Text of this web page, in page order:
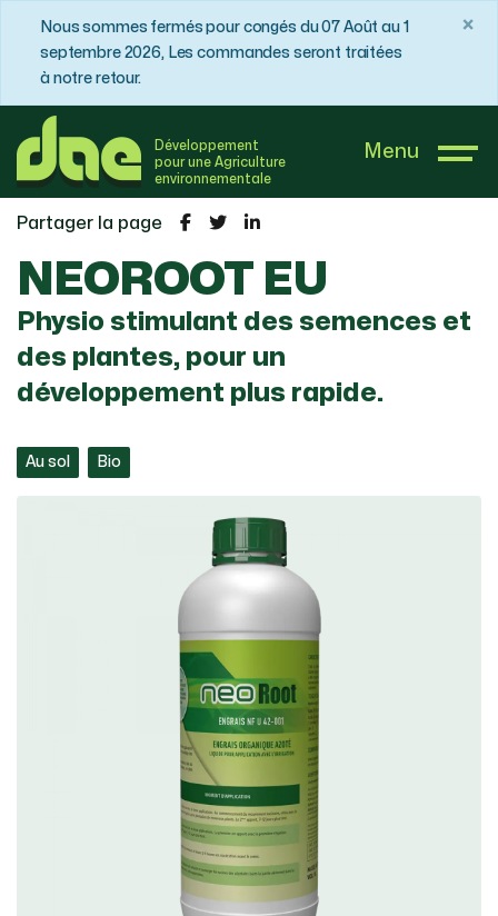
Nous sommes fermés pour congés du 07 Août au 1
septembre 2026, Les commandes seront traitées
à notre retour.
×
Développement
pour une Agriculture
environnementale
Menu
DAE France
NEOROOT EU
Partager la page
NEOROOT EU
Physio stimulant des semences et
des plantes, pour un
développement plus rapide.
Au sol Bio